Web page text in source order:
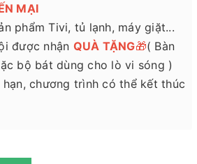
MẠI
phẩm Tivi, tủ lạnh, máy giặt...
được nhận QUÀ TẶNG🎁( Bàn
bộ bát dùng cho lò vi sóng )
chương trình có thể kết thúc